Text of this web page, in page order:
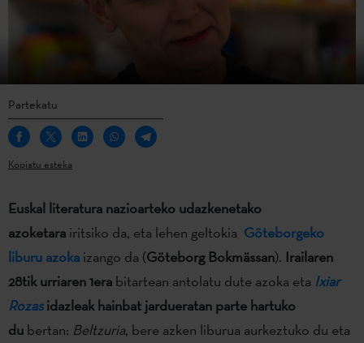
Partekatu
Kopiatu esteka
Euskal literatura nazioarteko udazkenetako
azoketara iritsiko da, eta lehen geltokia Göteborgeko
liburu azoka izango da (Göteborg Bokmässan). Irailaren
28tik urriaren 1era bitartean antolatu dute azoka eta Ixiar
Rozasidazleak hainbat jardueratan parte hartuko
du bertan: Beltzuria, bere azken liburua aurkeztuko du eta